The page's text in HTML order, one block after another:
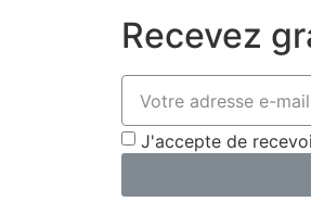
Recevez
J'accepte de